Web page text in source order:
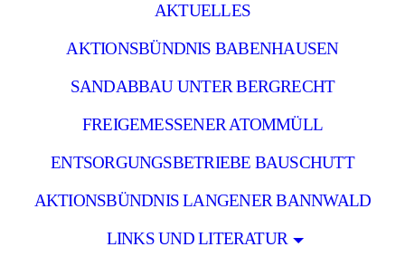
AKTUELLES
AKTIONSBÜNDNIS BABENHAUSEN
SANDABBAU UNTER BERGRECHT
FREIGEMESSENER ATOMMÜLL
ENTSORGUNGSBETRIEBE BAUSCHUTT
AKTIONSBÜNDNIS LANGENER BANNWALD
LINKS UND LITERATUR